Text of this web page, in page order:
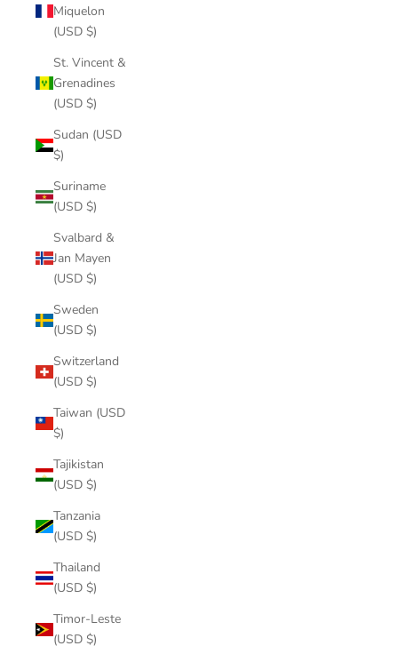
Miquelon
(USD $)
St. Vincent &
Grenadines
(USD $)
Sudan (USD
$)
Suriname
(USD $)
Svalbard &
Jan Mayen
(USD $)
Sweden
(USD $)
Switzerland
(USD $)
Taiwan (USD
$)
Tajikistan
(USD $)
Tanzania
(USD $)
Thailand
(USD $)
Timor-Leste
(USD $)